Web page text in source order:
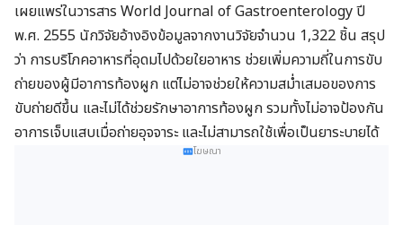
เผยแพร่ในวารสาร World Journal of Gastroenterology ปี
พ.ศ. 2555 นักวิจัยอ้างอิงข้อมูลจากงานวิจัยจำนวน 1,322 ชิ้น สรุป
ว่า การบริโภคอาหารที่อุดมไปด้วยใยอาหาร ช่วยเพิ่มความถี่ในการขับ
ถ่ายของผู้มีอาการท้องผูก แต่ไม่อาจช่วยให้ความสม่ำเสมอของการ
ขับถ่ายดีขึ้น และไม่ได้ช่วยรักษาอาการท้องผูก รวมทั้งไม่อาจป้องกัน
อาการเจ็บแสบเมื่อถ่ายอุจจาระ และไม่สามารถใช้เพื่อเป็นยาระบายได้
โฆษณา